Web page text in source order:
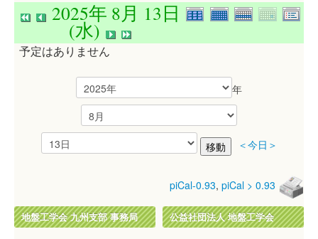
2025年 8月 13日
(水)
予定はありません
年
＜今日＞
piCal-0.93, piCal > 0.93
地盤工学会 九州支部 事務局 公益社団法人 地盤工学会